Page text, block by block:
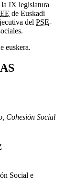
IX legislatura
EE de Euskadi
del PSE-
euskera.
Cohesión Social
Social e